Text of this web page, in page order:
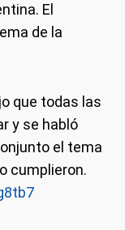
El
de la
que todas las
y se habló
el tema
cumplieron.